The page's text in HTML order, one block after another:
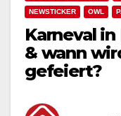
NEWSTICKER OWL
Karneval
& wann
gefeiert?